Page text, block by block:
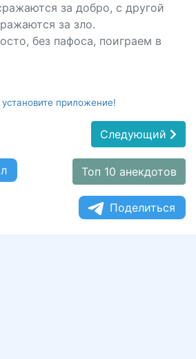
за добро, с другой
за зло.
без пафоса, поиграем в
приложение!
Следующий
Топ 10 анекдотов
Поделиться